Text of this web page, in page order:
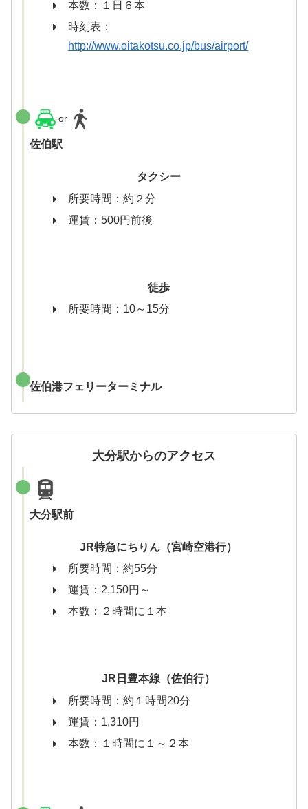
本数：１日６本
時刻表：
http://www.oitakotsu.co.jp/bus/airport/
or
佐伯駅
タクシー
所要時間：約２分
運賃：500円前後
徒歩
所要時間：10～15分
佐伯港フェリーターミナル
大分駅からのアクセス
大分駅前
JR特急にちりん（宮崎空港行）
所要時間：約55分
運賃：2,150円～
本数：２時間に１本
JR日豊本線（佐伯行）
所要時間：約１時間20分
運賃：1,310円
本数：１時間に１～２本